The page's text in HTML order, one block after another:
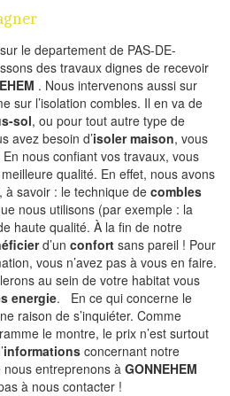
le departement de PAS-DE-
des travaux dignes de recevoir
. Nous intervenons aussi sur
sur l’isolation combles. Il en va de
sol, ou pour tout autre type de
avez besoin d’isoler maison, vous
nous confiant vos travaux, vous
qualité. En effet, nous avons
à savoir : le technique de combles
nous utilisons (par exemple : la
haute qualité. À la fin de notre
d’un confort sans pareil ! Pour
vous n’avez pas à vous en faire.
au sein de votre habitat vous
energie. En ce qui concerne le
raison de s’inquiéter. Comme
le montre, le prix n’est surtout
informations concernant notre
entreprenons à GONNEHEM
à nous contacter !